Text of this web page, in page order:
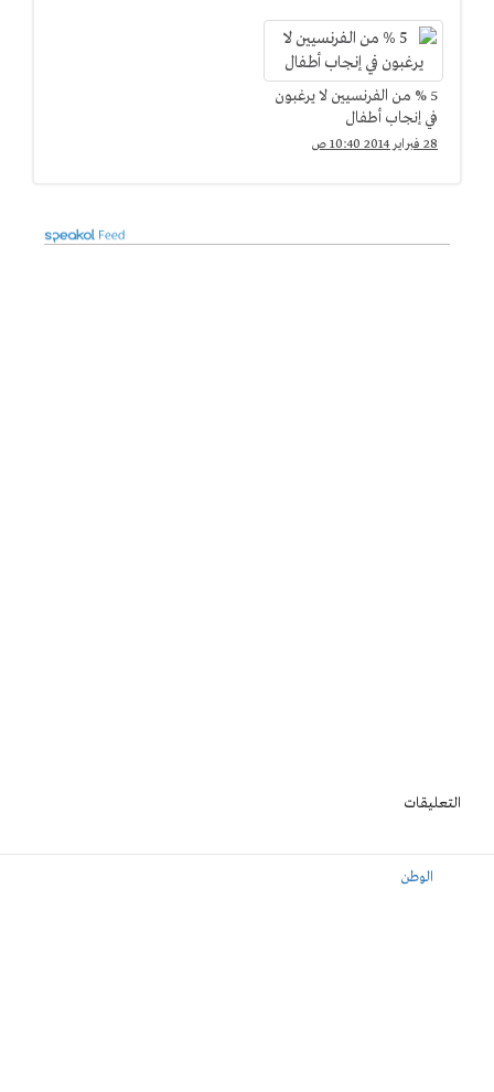
5 % من الفرنسيين لا يرغبون
في إنجاب أطفال
28 فبراير 2014 10:40 ص
التعليقات
الوطن